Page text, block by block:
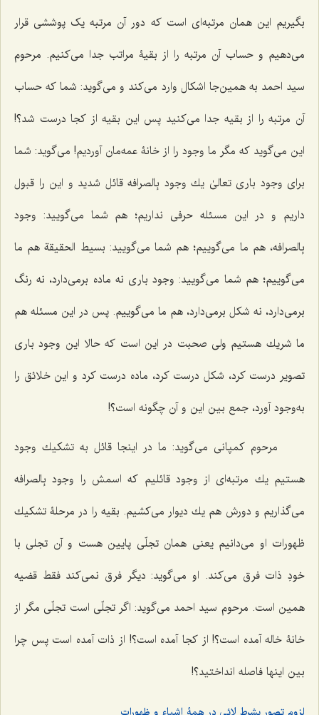
بگیریم این همان مرتبه‌اى است كه دور آن مرتبه یک پوششى قرار
مى‌دهیم و حساب آن مرتبه را از بقیۀ مراتب جدا مى‌كنیم. مرحوم
سید احمد به همین‌جا اشكال وارد مى‌كند و مى‌گوید: شما كه حساب
آن مرتبه را از بقیه جدا مى‌كنید پس این بقیه از كجا درست شد؟!
این مى‌گوید که مگر ما وجود را از خانۀ عمه‌مان آوردیم! مى‌گوید: شما
براى وجود بارى تعالىٰ یك وجود بِالصرافه قائل شدید و این را قبول
داریم و در این مسئله حرفى نداریم؛ هم شما می‌گویید: وجود
بِالصرافه، هم ما مى‌گوییم؛ هم شما مى‌گویید: بسیط الحقیقة هم ما
مى‌گوییم؛ هم شما مى‌گویید: وجود بارى نه ماده برمى‌دارد، نه رنگ
برمى‌دارد، نه شكل برمى‌دارد، هم ما مى‌گوییم.‌ پس در این مسئله هم
ما شریك هستیم ولى صحبت در این است كه حالا این وجود بارى
تصویر درست كرد، شكل درست كرد، ماده درست كرد و این خلائق را
به‌وجود آورد، جمع بین این ‌و آن چگونه است؟!
مرحوم كمپانى مى‌گوید: ما در اینجا قائل به تشكیك وجود
هستیم یك مرتبه‌اى از وجود قائلیم که اسمش را وجود بِالصرافه
مى‌گذاریم و دورش هم یك دیوار مى‌كشیم. بقیه را در مرحلۀ تشكیك
ظهورات او مى‌دانیم یعنى همان تجلّى پایین هست و آن تجلى با
خودِ ذات فرق مى‌كند. او مى‌گوید: دیگر فرق نمى‌كند فقط قضیه
همین است. مرحوم سید احمد مى‌گوید: اگر تجلّى است تجلّى مگر از
خانۀ خاله آمده است؟! از كجا آمده است؟! از ذات آمده است پس چرا
بین اینها فاصله انداختید؟!